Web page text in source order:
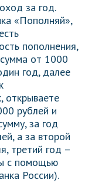
за год.
«Пополняй»,
пополнения,
от 1000
год, далее
открываете
рублей и
за год
а за второй
третий год –
с помощью
России).